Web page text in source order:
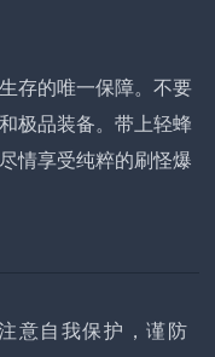
存的唯一保障。不要
极品装备。带上轻蜂
情享受纯粹的刷怪爆
意自我保护，谨防